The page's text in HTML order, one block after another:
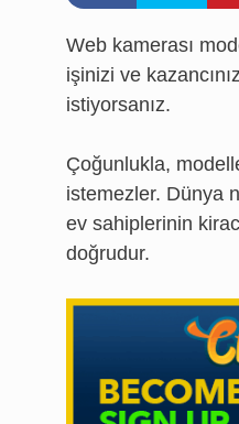
Web kamerası
işinizi ve
istiyorsanız.
Çoğunlukla,
istemezler. Dünya
ev sahiplerinin
doğrudur.